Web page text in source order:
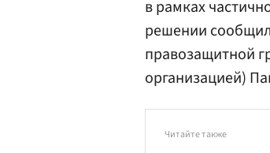
в рамках
решении
правозащитной
организацией)
Читайте также